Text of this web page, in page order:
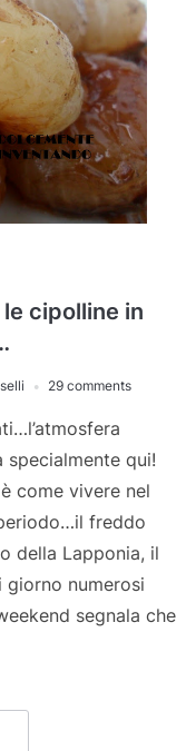
cipolline in
29 comments
qui!
come vivere nel
freddo
della Lapponia, il
numerosi
segnala che